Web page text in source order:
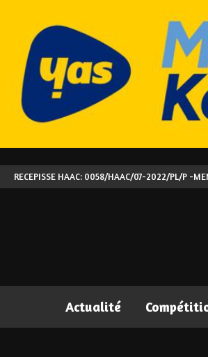
RECEPISSE HAAC: 0058/HAAC/07-2022/PL/P -
Actualité